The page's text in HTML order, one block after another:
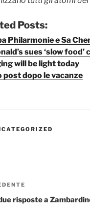
Posts:
Philarmonie e Sa
sues ‘slow
will be light today
post dopo le vacanze
risposte a